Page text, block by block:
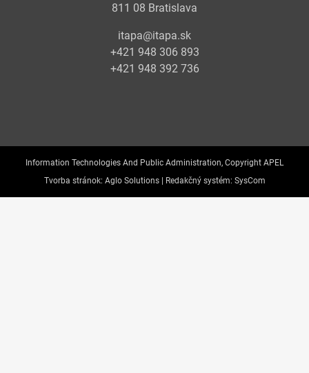
811 08 Bratislava
itapa@itapa.sk
+421 948 306 893
+421 948 392 736
Information Technologies And Public Administration, Copyright APEL
Tvorba stránok: Aglo Solutions | Redakčný systém: SysCom